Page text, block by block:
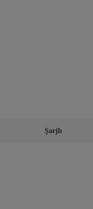
Şarjlı